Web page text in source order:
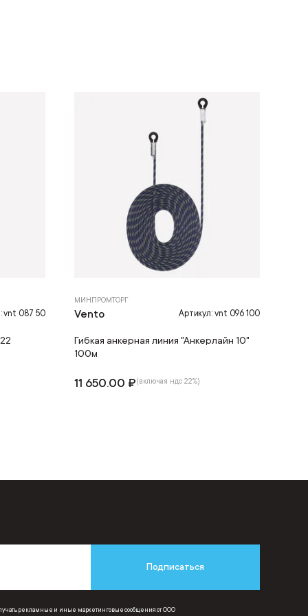
vnt 087 50
МИНПРОМТОРГ
Vento Артикул: vnt 096 100
Гибкая анкерная линия "Анкерлайн 10"
100м
11 650.00 ₽(включая ндс 22%)
Подписаться
рекламные и иные маркетинговые сообщения от ООО